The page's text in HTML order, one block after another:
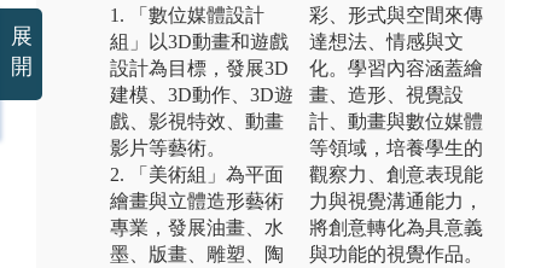
1. 「數位媒體設計
組」以3D動畫和遊戲
設計為目標，發展3D
建模、3D動作、3D遊
戲、影視特效、動畫
影片等藝術。
2. 「美術組」為平面
繪畫與立體造形藝術
專業，發展油畫、水
墨、版畫、雕塑、陶
彩、形式與空間來傳
達想法、情感與文
化。學習內容涵蓋繪
畫、造形、視覺設
計、動畫與數位媒體
等領域，培養學生的
觀察力、創意表現能
力與視覺溝通能力，
將創意轉化為具意義
與功能的視覺作品。
展
開